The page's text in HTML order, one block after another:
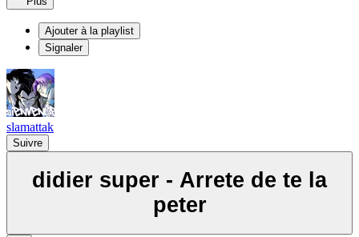
Ajouter à la playlist
Signaler
slamattak
Suivre
didier super - Arrete de te la
peter